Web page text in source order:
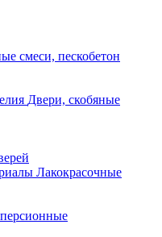
смеси, пескобетон
Двери, скобяные
Лакокрасочные